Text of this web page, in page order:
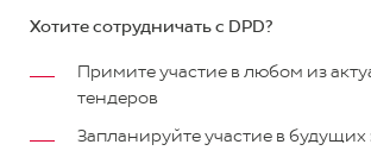
Хотите сотрудничать с DPD?
Примите участие в любом из
тендеров
Запланируйте участие в будущих